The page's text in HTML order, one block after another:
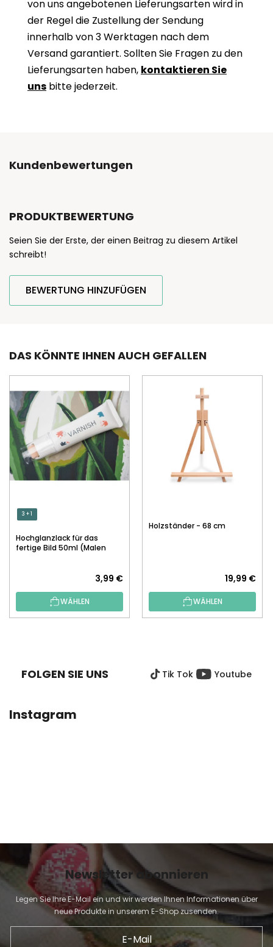
von uns angebotenen Lieferungsarten wird in
der Regel die Zustellung der Sendung
innerhalb von 3 Werktagen nach dem
Versand garantiert. Sollten Sie Fragen zu den
Lieferungsarten haben, kontaktieren Sie
uns bitte jederzeit.
Kundenbewertungen
PRODUKTBEWERTUNG
Seien Sie der Erste, der einen Beitrag zu diesem Artikel
schreibt!
BEWERTUNG HINZUFÜGEN
DAS KÖNNTE IHNEN AUCH GEFALLEN
3 + 1
Hochglanzlack für das
fertige Bild 50ml (Malen
3,99 €
WÄHLEN
Holzständer - 68 cm
19,99 €
WÄHLEN
FOLGEN SIE UNS Tik Tok Youtube
Instagram
Newsletter abonnieren
Legen Sie Ihre E-Mail ein und wir werden Ihnen Informationen über
neue Produkte in unserem E-Shop zusenden.
E-Mail